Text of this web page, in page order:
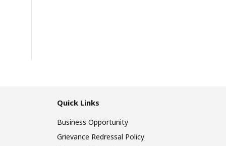
Quick Links
Business Opportunity
Grievance Redressal Policy